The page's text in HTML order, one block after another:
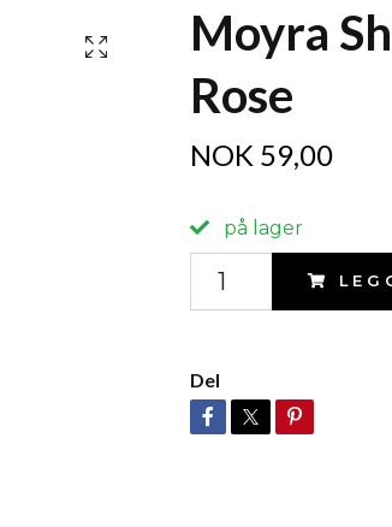
Moyra
Rose
NOK 59,00
på lager
Del